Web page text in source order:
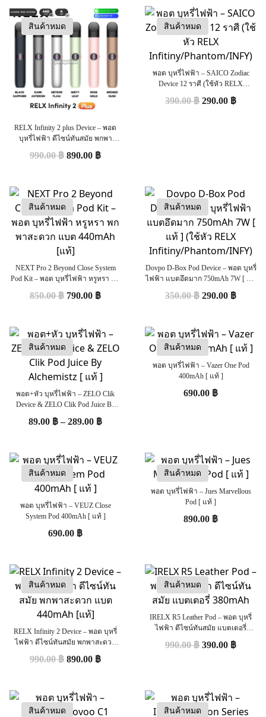
สินค้าหมด
RELX Infinity 2 plus Device – พอต
บุหรี่ไฟฟ้า ดีไซน์ทันสมัย พกพา
990.00฿ 890.00 ฿
สินค้าหมด
พอต บุหรี่ไฟฟ้า – SAICO Zodiac
Device 12 ราศี (ใช้หัว RELX
390.00฿ 290.00 ฿
สินค้าหมด
NEXT Pro 2 Beyond Close System
Pod Kit – พอต บุหรี่ไฟฟ้า หรูหรา พก
850.00฿ 790.00 ฿
สินค้าหมด
Dovpo D-Box Pod Device – พอต บุหรี่
ไฟฟ้า แบตอึดมาก 750mAh 7W [ แท้
Infitiny/Phantom/INFY)
350.00฿ 290.00 ฿
สินค้าหมด
พอต+หัว บุหรี่ไฟฟ้า – ZELO Clik
Device & ZELO Clik Pod Juice By
89.00 ฿–289.00 ฿
สินค้าหมด
พอต บุหรี่ไฟฟ้า – Vazer One Pod
400mAh [ แท้ ]
690.00 ฿
สินค้าหมด
พอต บุหรี่ไฟฟ้า – VEUZ Close
System Pod 400mAh [ แท้ ]
690.00 ฿
สินค้าหมด
พอต บุหรี่ไฟฟ้า – Jues Marvellous
Pod [ แท้ ]
890.00 ฿
สินค้าหมด
RELX Infinity 2 Device – พอต บุหรี่
ไฟฟ้า ดีไซน์ทันสมัย พกพาสะดวก
990.00฿ 890.00 ฿
สินค้าหมด
IRELX R5 Leather Pod – พอต บุหรี่
ไฟฟ้า ดีไซน์ทันสมัย แบตเตอรี่
990.00฿ 390.00 ฿
สินค้าหมด สินค้าหมด